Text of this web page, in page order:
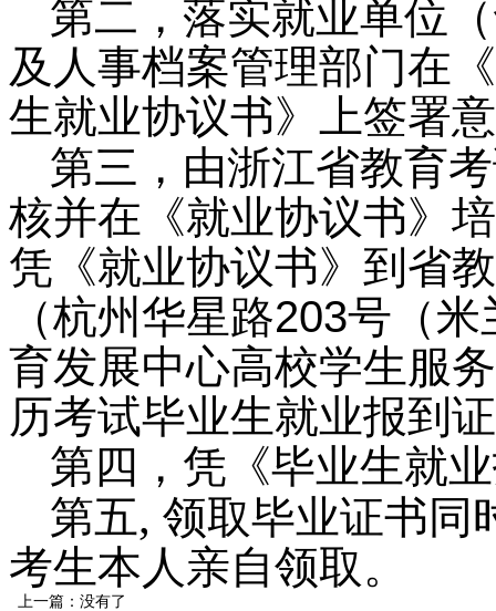
第二，落实就业单位
及人事档案管理部门在
生就业协议书》上签署
第三，由浙江省教育
核并在《就业协议书》
凭《就业协议书》到省
（杭州华星路203号（米
育发展中心高校学生服
历考试毕业生就业报到
第四，凭《毕业生就
第五,领取毕业证书同
考生本人亲自领取。
上一篇：没有了